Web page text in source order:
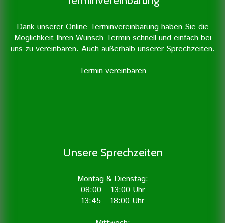
Dank unserer Online-Terminvereinbarung haben Sie die
Möglichkeit Ihren Wunsch-Termin schnell und einfach bei
uns zu vereinbaren. Auch außerhalb unserer Sprechzeiten.
Termin vereinbaren
Unsere Sprechzeiten
Montag & Dienstag:
08:00 – 13:00 Uhr
13:45 – 18:00 Uhr